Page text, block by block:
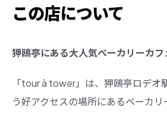
この店について
狎鴎亭にある大人気ベーカリーカフ
「tour à tower」は、狎鴎亭ロデオ
う好アクセスの場所にあるベーカ